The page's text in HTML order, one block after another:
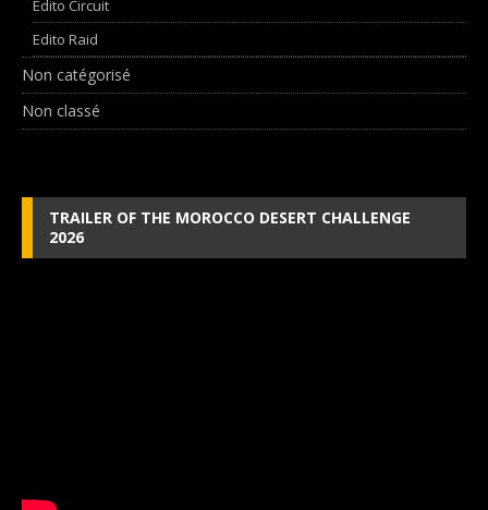
Edito Circuit
Edito Raid
Non catégorisé
Non classé
TRAILER OF THE MOROCCO DESERT CHALLENGE
2026